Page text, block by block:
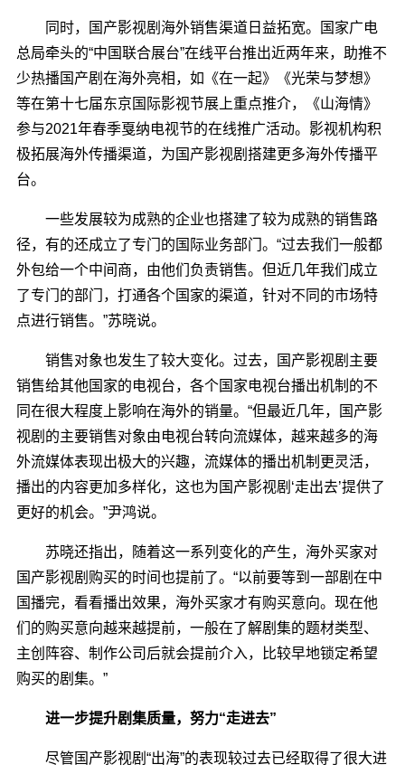
同时，国产影视剧海外销售渠道日益拓宽。国家广电
总局牵头的“中国联合展台”在线平台推出近两年来，助推不
少热播国产剧在海外亮相，如《在一起》《光荣与梦想》
等在第十七届东京国际影视节展上重点推介，《山海情》
参与2021年春季戛纳电视节的在线推广活动。影视机构积
极拓展海外传播渠道，为国产影视剧搭建更多海外传播平
台。
一些发展较为成熟的企业也搭建了较为成熟的销售路
径，有的还成立了专门的国际业务部门。“过去我们一般都
外包给一个中间商，由他们负责销售。但近几年我们成立
了专门的部门，打通各个国家的渠道，针对不同的市场特
点进行销售。”苏晓说。
销售对象也发生了较大变化。过去，国产影视剧主要
销售给其他国家的电视台，各个国家电视台播出机制的不
同在很大程度上影响在海外的销量。“但最近几年，国产影
视剧的主要销售对象由电视台转向流媒体，越来越多的海
外流媒体表现出极大的兴趣，流媒体的播出机制更灵活，
播出的内容更加多样化，这也为国产影视剧‘走出去’提供了
更好的机会。”尹鸿说。
苏晓还指出，随着这一系列变化的产生，海外买家对
国产影视剧购买的时间也提前了。“以前要等到一部剧在中
国播完，看看播出效果，海外买家才有购买意向。现在他
们的购买意向越来越提前，一般在了解剧集的题材类型、
主创阵容、制作公司后就会提前介入，比较早地锁定希望
购买的剧集。”
进一步提升剧集质量，努力“走进去”
尽管国产影视剧“出海”的表现较过去已经取得了很大进